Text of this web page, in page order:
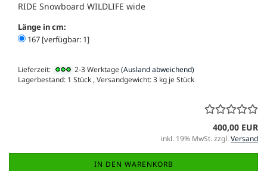
RIDE Snowboard WILDLIFE wide
Länge in cm:
167 [verfügbar: 1]
Lieferzeit: 2-3 Werktage(Ausland abweichend)
Lagerbestand: 1 Stück , Versandgewicht:3 kg je Stück
400,00 EUR
inkl. 19% MwSt. zzgl.Versand
IN DEN WARENKORB